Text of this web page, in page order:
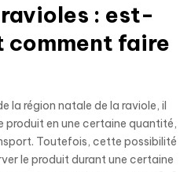
: est-
comment faire
la région natale de la raviole, il
produit en une certaine quantité,
Toutefois, cette possibilité
le produit durant une certaine